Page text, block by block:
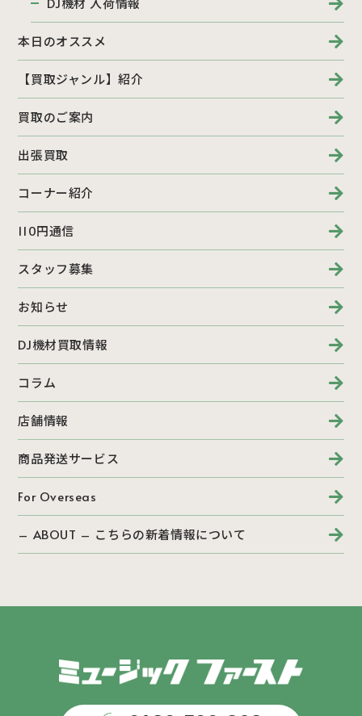
本日のオススメ
【買取ジャンル】紹介
買取のご案内
出張買取
コーナー紹介
110円通信
スタッフ募集
お知らせ
DJ機材買取情報
コラム
店舗情報
商品発送サービス
For Overseas
– ABOUT – こちらの新着情報について